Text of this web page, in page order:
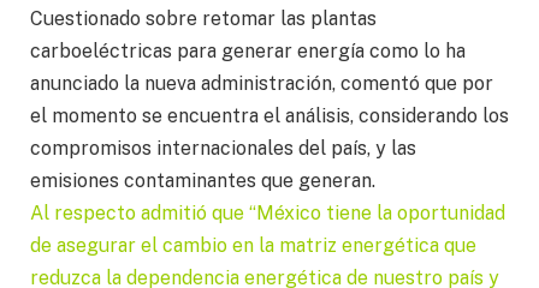
Cuestionado sobre retomar las plantas
carboeléctricas para generar energía como lo ha
anunciado la nueva administración, comentó que por
el momento se encuentra el análisis, considerando los
compromisos internacionales del país, y las
emisiones contaminantes que generan.
Al respecto admitió que “México tiene la oportunidad
de asegurar el cambio en la matriz energética que
reduzca la dependencia energética de nuestro país y